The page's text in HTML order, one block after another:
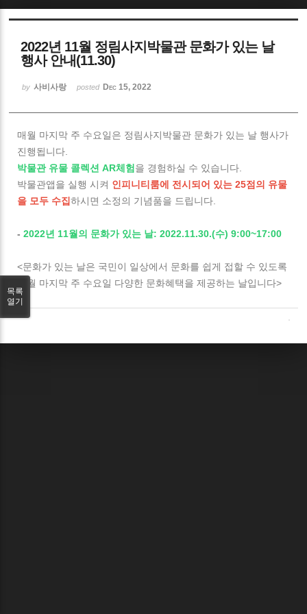
2022년 11월 정림사지박물관 문화가 있는 날
행사 안내(11.30)
by 사비사랑 posted Dec 15, 2022
매월 마지막 주 수요일은 정림사지박물관 문화가 있는 날 행사가
진행됩니다.
박물관 유물 콜렉션 AR체험을 경험하실 수 있습니다.
박물관앱을 실행 시켜 인피니티룸에 전시되어 있는 25점의 유물
을 모두 수집하시면 소정의 기념품을 드립니다.
- 2022년 11월의 문화가 있는 날: 2022.11.30.(수) 9:00~17:00
<문화가 있는 날은 국민이 일상에서 문화를 쉽게 접할 수 있도록
매월 마지막 주 수요일 다양한 문화혜택을 제공하는 날입니다>
목록
열기
Sketchbook5, 스케치북5
Sketchbook5, 스케치북5